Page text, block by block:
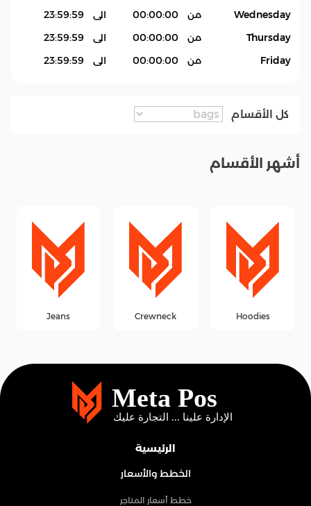
Wednesday
من 00:00:00 الى
23:59:59
Thursday
من 00:00:00 الى
23:59:59
Friday
من 00:00:00 الى 23:59:59
كل الأقسام
أشهر الأقسام
Hoodies
Crewneck
Jeans
الرئيسية
الخطط والأسعار
خطط أسعار المتاجر